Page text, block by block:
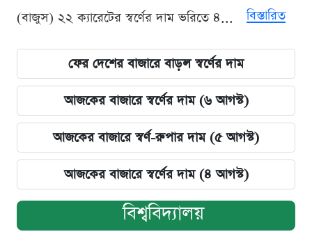
(বাজুস) ২২ ক্যারেটের স্বর্ণের দাম ভরিতে ৪...
বিস্তারিত
ফের দেশের বাজারে বাড়ল স্বর্ণের দাম
আজকের বাজারে স্বর্ণের দাম (৬ আগস্ট)
আজকের বাজারে স্বর্ণ-রুপার দাম (৫ আগস্ট)
আজকের বাজারে স্বর্ণের দাম (৪ আগস্ট)
বিশ্ববিদ্যালয়